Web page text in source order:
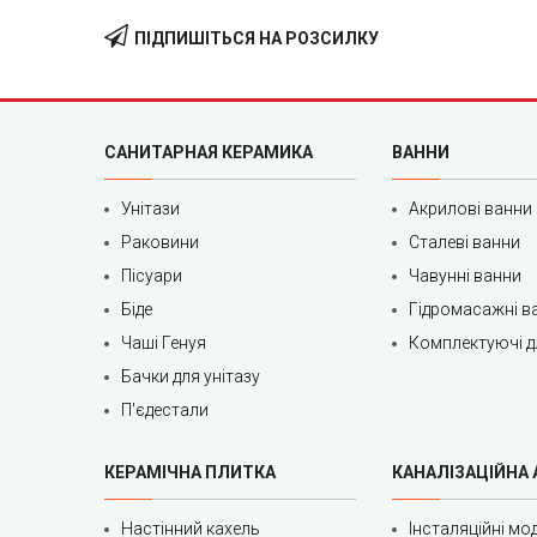
ПІДПИШІТЬСЯ НА РОЗСИЛКУ
САНИТАРНАЯ КЕРАМИКА
Унітази
Раковини
Пісуари
Біде
Чаші Генуя
Бачки для унітазу
П'єдестали
ВАННИ
Акрилові ванни
Сталеві ванни
Чавунні ванни
Гідромасажні
Комплектуючі
КЕРАМІЧНА ПЛИТКА
Настінний кахель Інсталяційні